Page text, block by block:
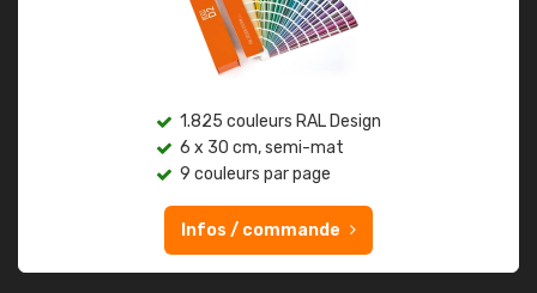
1.825 couleurs RAL Design
6 x 30 cm, semi-mat
9 couleurs par page
Infos / commande